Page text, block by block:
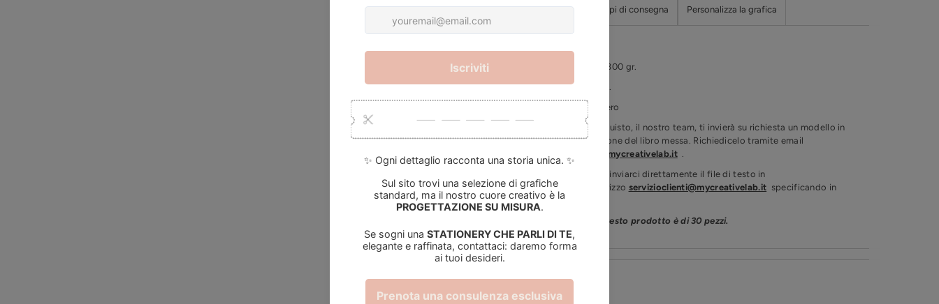
Dettagli I tuoi dati Tempi di consegna Personalizza la grafica
tintoretto 300 gr.
Interno:carta natural 100 gr.
bianco e nero
Dopo aver completato l'acquisto, il nostro team, ti invierà su richiesta un modello in
.pdf per aiutarti nella redazione del libro messa. Richiedicelo tramite email
all'indirizzo
servizioclienti@mycreativelab.it .
potrai inviarci direttamente il file di testo in
formato.doc o.pdf all'indirizzo servizioclienti@mycreativelab.it specificando in
oggetto il numero d'ordine.
Il minimo di acquisto per questo prodotto è di 30 pezzi.